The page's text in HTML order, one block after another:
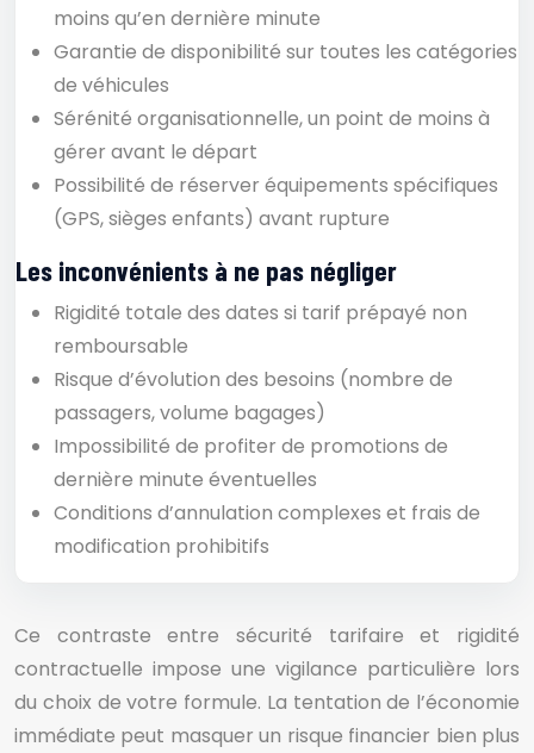
moins qu’en dernière minute
Garantie de disponibilité sur toutes les catégories
de véhicules
Sérénité organisationnelle, un point de moins à
gérer avant le départ
Possibilité de réserver équipements spécifiques
(GPS, sièges enfants) avant rupture
Les inconvénients à ne pas négliger
Rigidité totale des dates si tarif prépayé non
remboursable
Risque d’évolution des besoins (nombre de
passagers, volume bagages)
Impossibilité de profiter de promotions de
dernière minute éventuelles
Conditions d’annulation complexes et frais de
modification prohibitifs
Ce contraste entre sécurité tarifaire et rigidité
contractuelle impose une vigilance particulière lors
du choix de votre formule. La tentation de l’économie
immédiate peut masquer un risque financier bien plus